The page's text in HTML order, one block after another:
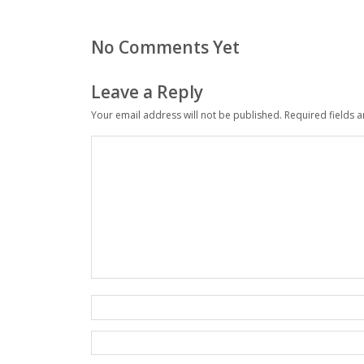
No Comments Yet
Leave a Reply
Your email address will not be published. Required fields